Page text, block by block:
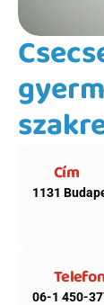
Cím
1131
06-1 450-